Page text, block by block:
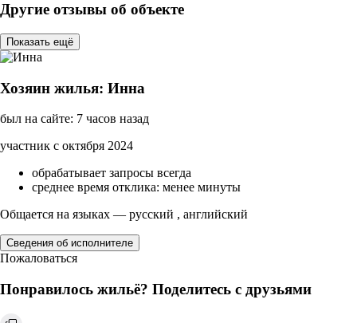
Другие отзывы об объекте
Показать ещё
Хозяин жилья: Инна
был на сайте: 7 часов назад
участник с октября 2024
обрабатывает запросы всегда
среднее время отклика: менее минуты
Общается на языках — русский , английский
Сведения об исполнителе
Пожаловаться
Понравилось жильё? Поделитесь с друзьями